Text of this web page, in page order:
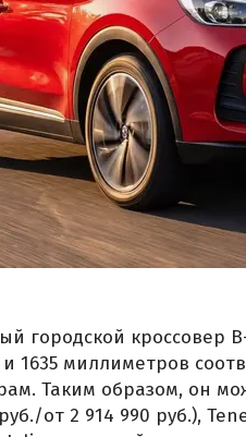
городской кроссовер
и 1635 миллиметров
Таким образом, он
от 2 914 990 руб.),